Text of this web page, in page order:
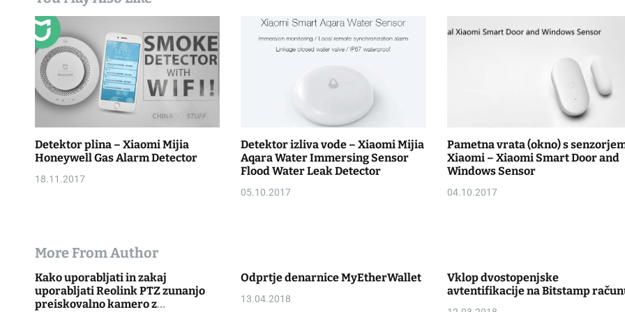
t
i
o
n
Detektor plina – Xiaomi Mijia
Honeywell Gas Alarm Detector
18.11.2017
Detektor izliva vode – Xiaomi Mijia
Aqara Water Immersing Sensor
Flood Water Leak Detector
05.10.2017
Pametna vrata (okno) s
Xiaomi – Xiaomi Smart Door and
Windows Sensor
04.10.2017
More From Author
Kako uporabljati in zakaj
uporabljati Reolink PTZ zunanjo
preiskovalno kamero z
Odprtje denarnice MyEtherWallet
13.04.2018
Vklop dvostopenjske
avtentifikacije na Bitstamp